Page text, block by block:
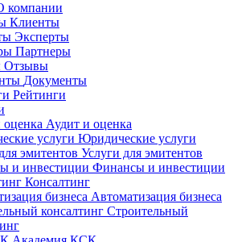
компании
Клиенты
Эксперты
Партнеры
Отзывы
Документы
Рейтинги
Аудит и оценка
услуги Юридические услуги
эмитентов Услуги для эмитентов
и инвестиции Финансы и инвестиции
Консалтинг
бизнеса Автоматизация бизнеса
консалтинг Строительный